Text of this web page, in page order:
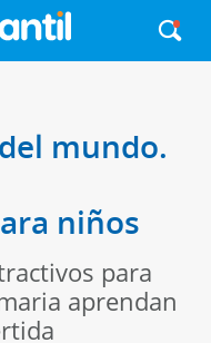
mundo.
niños
para
aprendan